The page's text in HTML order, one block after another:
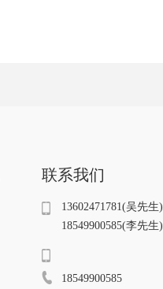
联系我们
13602471781(吴先生)
18549900585(李先生)
18549900585